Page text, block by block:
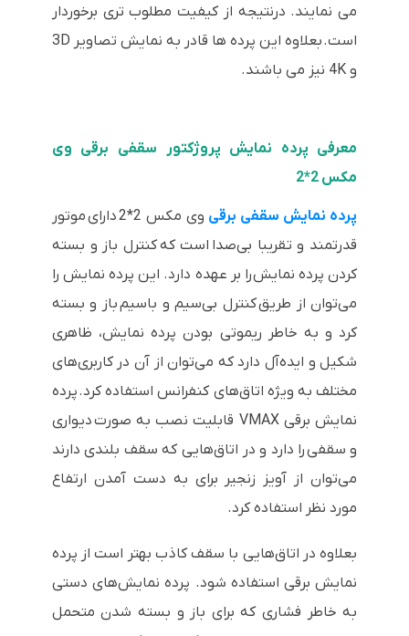
می نمایند. درنتیجه از کیفیت مطلوب تری برخوردار
است.
بعلاوه این پرده ها قادر به نمایش تصاویر 3D
و 4K نیز می باشند.
معرفی پرده نمایش پروژکتور سقفی برقی وی
مکس 2*2
پرده نمایش سقفی برقی
وی مکس 2*2 دارای موتور
قدرتمند و تقریبا بی‌صدا است که کنترل باز و بسته
کردن پرده نمایش را بر عهده دارد. این پرده نمایش را
می‌توان از طریق کنترل بی‌سیم و باسیم باز و بسته
کرد و به خاطر ریموتی بودن پرده نمایش، ظاهری
شکیل و ایده‌آل دارد که می‌توان از آن در کاربری‌های
مختلف به ویژه اتاق‌های کنفرانس استفاده کرد. پرده
نمایش برقی VMAX قابلیت نصب به صورت دیواری
و سقفی را دارد و در اتاق‌هایی که سقف بلندی دارند
می‌توان از آویز زنجیر برای به دست آمدن ارتفاع
مورد نظر استفاده کرد.
بعلاوه در اتاق‌هایی با سقف کاذب بهتر است از پرده
نمایش برقی استفاده شود. پرده نمایش‌های دستی
به خاطر فشاری که برای باز و بسته شدن متحمل